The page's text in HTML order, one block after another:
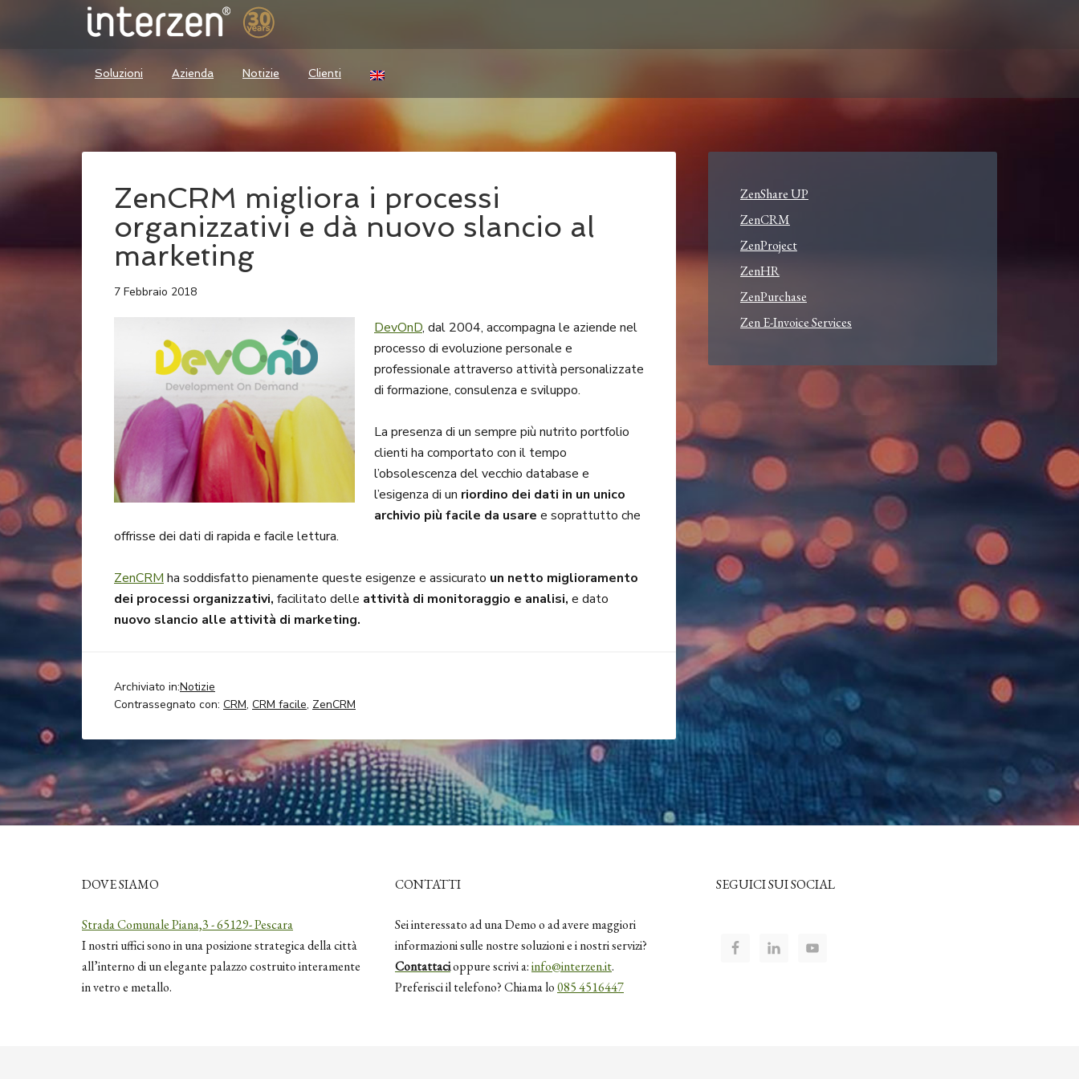
Soluzioni Azienda Notizie Clienti
ZenCRM migliora i processi
organizzativi e dà nuovo slancio al
marketing
7 Febbraio 2018
DevOnD, dal 2004, accompagna le aziende nel
processo di evoluzione personale e
professionale attraverso attività personalizzate
di formazione, consulenza e sviluppo.
La presenza di un sempre più nutrito portfolio
clienti ha comportato con il tempo
l’obsolescenza del vecchio database e
l’esigenza di un riordino dei dati in un unico
archivio più facile da usare e soprattutto che
offrisse dei dati di rapida e facile lettura.
ZenCRM ha soddisfatto pienamente queste esigenze e assicurato un netto miglioramento
dei processi organizzativi, facilitato delle attività di monitoraggio e analisi, e dato
nuovo slancio alle attività di marketing.
Archiviato in:Notizie
Contrassegnato con: CRM, CRM facile, ZenCRM
ZenShare UP
ZenCRM
ZenProject
ZenHR
ZenPurchase
Zen E-Invoice Services
DOVE SIAMO
Strada Comunale Piana,3 - 65129- Pescara
I nostri uffici sono in una posizione strategica della città
all’interno di un elegante palazzo costruito interamente
in vetro e metallo.
CONTATTI
Sei interessato ad una Demo o ad avere maggiori
informazioni sulle nostre soluzioni e i nostri servizi?
Contattacioppure scrivi a:info@interzen.it.
Preferisci il telefono? Chiama lo085 4516447
SEGUICI SUI SOCIAL